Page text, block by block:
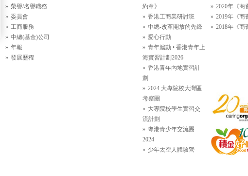
榮譽/名譽職務
委員會
工商服務
中總(基金)公司
年報
發展歷程
約章》
香港工商業研討班
中總-改革開放的先鋒
愛心行動
青年滬動 • 香港青年上
海實習計劃2026
香港青年內地實習計
劃
2024 大專院校大灣區
考察團
大專院校學生實習交
流計劃
粵港青少年交流團
2024
少年太空人體驗營
2020年《商
2019年《商
2018年《商